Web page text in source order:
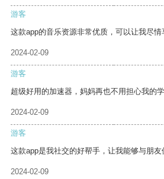
游客
这款app的音乐资源非常优质，可以让我尽情
2024-02-09
游客
超级好用的加速器，妈妈再也不用担心我的学
2024-02-09
游客
这款app是我社交的好帮手，让我能够与朋友
2024-02-09